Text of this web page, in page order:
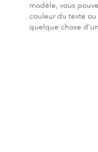
modèle, vous
couleur du texte
quelque chose